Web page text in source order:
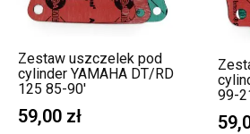
Zestaw uszczelek pod
cylinder YAMAHA DT/RD
125 85-90′
59,00 zł
99-